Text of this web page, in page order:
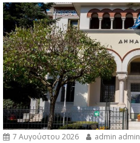
7 Αυγούστου 2026 admin admin